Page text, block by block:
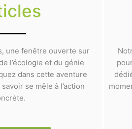
une fenêtre ouverte sur
l’écologie et du génie
dans cette aventure
se mêle à l’action